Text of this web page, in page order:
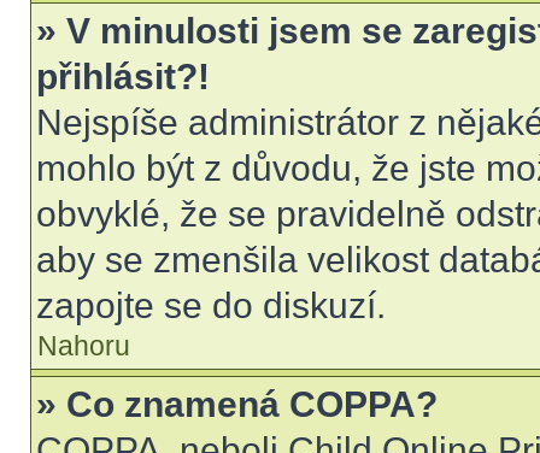
» V minulosti jsem se
přihlásit?!
Nejspíše administrátor z
mohlo být z důvodu, že jste
obvyklé, že se pravidelně
aby se zmenšila velikost
zapojte se do diskuzí.
Nahoru
» Co znamená COPPA?